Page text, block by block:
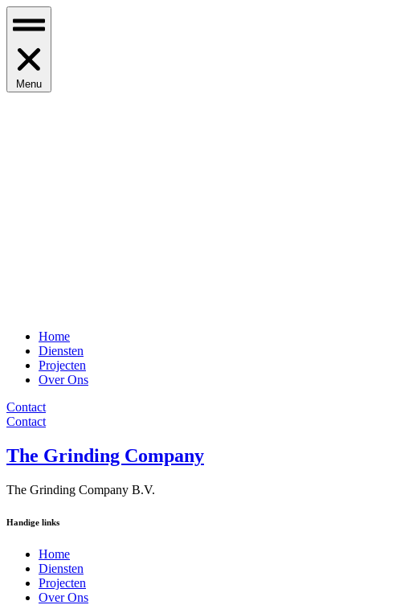
Menu
Home
Diensten
Projecten
Over Ons
Contact
Contact
The Grinding Company
The Grinding Company B.V.
Handige links
Home
Diensten
Projecten
Over Ons